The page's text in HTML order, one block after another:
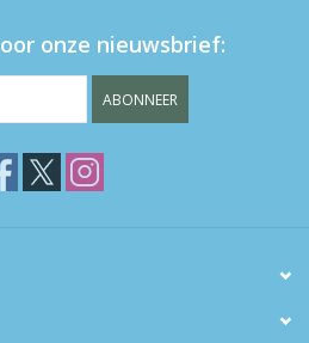
onze nieuwsbrief:
ABONNEER